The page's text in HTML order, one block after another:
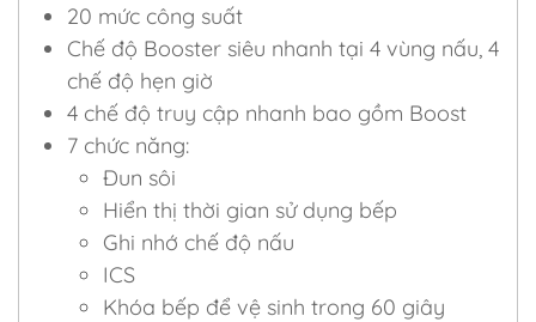
20 mức công suất
Chế độ Booster siêu nhanh tại 4 vùng nấu, 4
chế độ hẹn giờ
4 chế độ truy cập nhanh bao gồm Boost
7 chức năng:
Đun sôi
Hiển thị thời gian sử dụng bếp
Ghi nhớ chế độ nấu
ICS
Khóa bếp để vệ sinh trong 60 giây